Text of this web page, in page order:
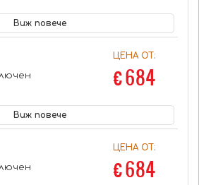
Виж повече
ЦЕНА ОТ:
€ 684
Виж повече
ЦЕНА ОТ:
€ 684